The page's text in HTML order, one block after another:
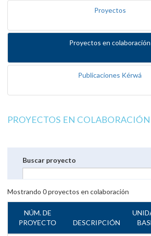
Proyectos
Proyectos en colaboración
Publicaciones Kérwá
PROYECTOS EN COLABORACIÓN
Buscar proyecto
Mostrando 0proyectos en colaboración
NÚM. DE
PROYECTO
DESCRIPCIÓN